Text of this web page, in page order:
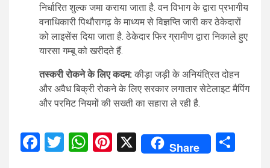
निर्धारित शुल्क जमा कराया जाता है. वन विभाग के द्वारा प्रभागीय
वनाधिकारी पिथौरागढ़ के माध्यम से विज्ञप्ति जारी कर ठेकेदारों
को लाइसेंस दिया जाता है. ठेकेदार फिर ग्रामीण द्वारा निकाले हुए
यारसा गम्बू को खरीदते हैं.
तस्करी रोकने के लिए कदम: कीड़ा जड़ी के अनियंत्रित दोहन
और अवैध बिक्री रोकने के लिए सरकार लगातार सेटेलाइट मैपिंग
और परमिट नियमों की सख्ती का सहारा ले रही है.
Facebook
Twitter
WhatsApp
Pinterest
X Share